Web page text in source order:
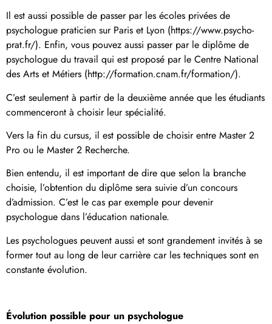
Il est aussi possible de passer par les écoles privées de
psychologue praticien sur Paris et Lyon (https://www.psycho-
prat.fr/). Enfin, vous pouvez aussi passer par le diplôme de
psychologue du travail qui est proposé par le Centre National
des Arts et Métiers (http://formation.cnam.fr/formation/).
C’est seulement à partir de la deuxième année que les étudiants
commenceront à choisir leur spécialité.
Vers la fin du cursus, il est possible de choisir entre Master 2
Pro ou le Master 2 Recherche.
Bien entendu, il est important de dire que selon la branche
choisie, l’obtention du diplôme sera suivie d’un concours
d’admission. C’est le cas par exemple pour devenir
psychologue dans l’éducation nationale.
Les psychologues peuvent aussi et sont grandement invités à se
former tout au long de leur carrière car les techniques sont en
constante évolution.
Évolution possible pour un psychologue